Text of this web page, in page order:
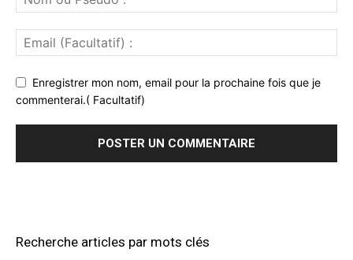
Enregistrer mon nom, email pour la prochaine fois que je
commenterai.( Facultatif)
Recherche articles par mots clés